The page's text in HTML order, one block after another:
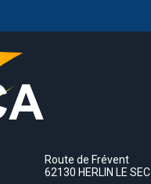
Route de Frévent
62130 HERLIN LE SEC